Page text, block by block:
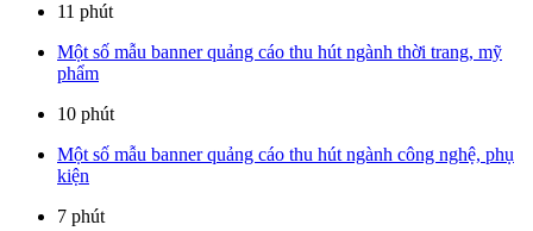
11 phút
Một số mẫu banner quảng cáo thu hút ngành thời trang, mỹ
phẩm
10 phút
Một số mẫu banner quảng cáo thu hút ngành công nghệ, phụ
kiện
7 phút